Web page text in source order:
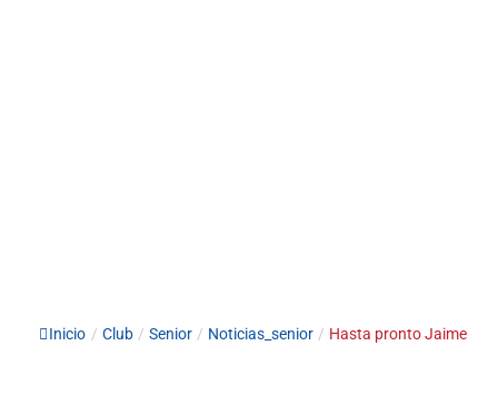
Inicio / Club / Senior / Noticias_senior / Hasta pronto Jaime